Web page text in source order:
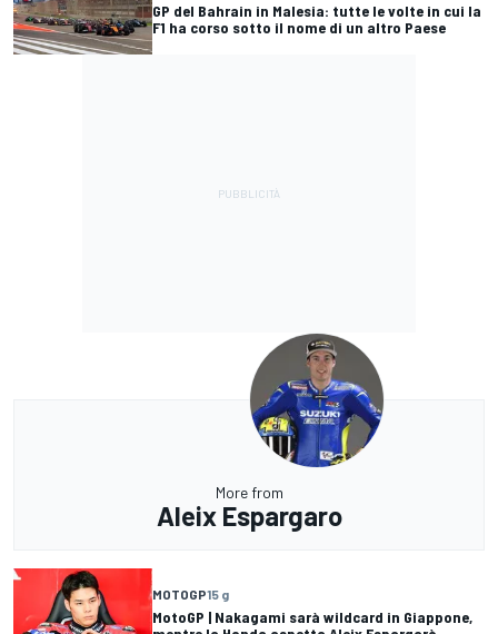
GP del Bahrain in Malesia: tutte le volte in cui la
F1 ha corso sotto il nome di un altro Paese
More from
Aleix Espargaro
MOTOGP15 g
MotoGP | Nakagami sarà wildcard in Giappone,